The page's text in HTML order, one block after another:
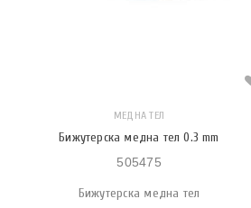
МЕДНА ТЕЛ
Бижутерска медна тел 0.3 mm
505475
Бижутерска медна тел